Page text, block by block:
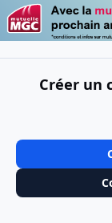
Créer un